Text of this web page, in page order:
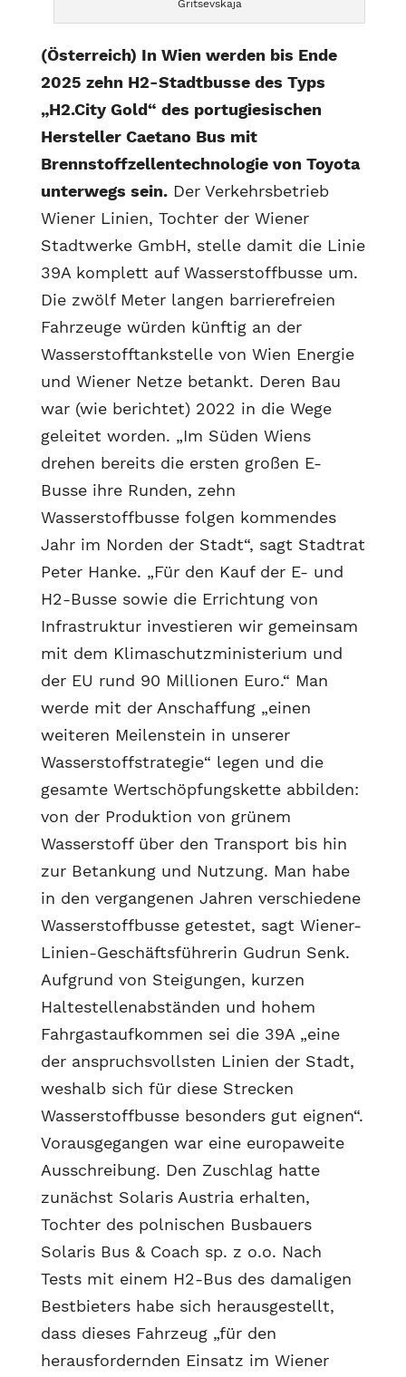
Gritsevskaja
(Österreich) In Wien werden bis Ende
2025 zehn H2-Stadtbusse des Typs
„H2.City Gold“ des portugiesischen
Hersteller Caetano Bus mit
Brennstoffzellentechnologie von Toyota
unterwegs sein.Der Verkehrsbetrieb
Wiener Linien, Tochter der Wiener
Stadtwerke GmbH, stelle damit die Linie
39A komplett auf Wasserstoffbusse um.
Die zwölf Meter langen barrierefreien
Fahrzeuge würden künftig an der
Wasserstofftankstelle von Wien Energie
und Wiener Netze betankt. Deren Bau
war (wie berichtet) 2022 in die Wege
geleitet worden. „Im Süden Wiens
drehen bereits die ersten großen E-
Busse ihre Runden, zehn
Wasserstoffbusse folgen kommendes
Jahr im Norden der Stadt“, sagt Stadtrat
Peter Hanke. „Für den Kauf der E- und
H2-Busse sowie die Errichtung von
Infrastruktur investieren wir gemeinsam
mit dem Klimaschutzministerium und
der EU rund 90 Millionen Euro.“ Man
werde mit der Anschaffung „einen
weiteren Meilenstein in unserer
Wasserstoffstrategie“ legen und die
gesamte Wertschöpfungskette abbilden:
von der Produktion von grünem
Wasserstoff über den Transport bis hin
zur Betankung und Nutzung. Man habe
in den vergangenen Jahren verschiedene
Wasserstoffbusse getestet, sagt Wiener-
Linien-Geschäftsführerin Gudrun Senk.
Aufgrund von Steigungen, kurzen
Haltestellenabständen und hohem
Fahrgastaufkommen sei die 39A „eine
der anspruchsvollsten Linien der Stadt,
weshalb sich für diese Strecken
Wasserstoffbusse besonders gut eignen“.
Vorausgegangen war eine europaweite
Ausschreibung. Den Zuschlag hatte
zunächst Solaris Austria erhalten,
Tochter des polnischen Busbauers
Solaris Bus & Coach sp. z o.o. Nach
Tests mit einem H2-Bus des damaligen
Bestbieters habe sich herausgestellt,
dass dieses Fahrzeug „für den
herausfordernden Einsatz im Wiener